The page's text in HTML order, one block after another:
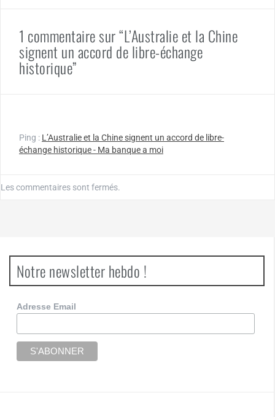
1 commentaire sur “L’Australie et la Chine
signent un accord de libre-échange
historique”
Ping : L’Australie et la Chine signent un accord de libre-
échange historique - Ma banque a moi
Les commentaires sont fermés.
Notre newsletter hebdo !
Adresse Email